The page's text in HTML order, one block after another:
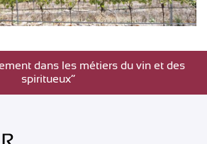
dans les métiers du vin et des
spiritueux”